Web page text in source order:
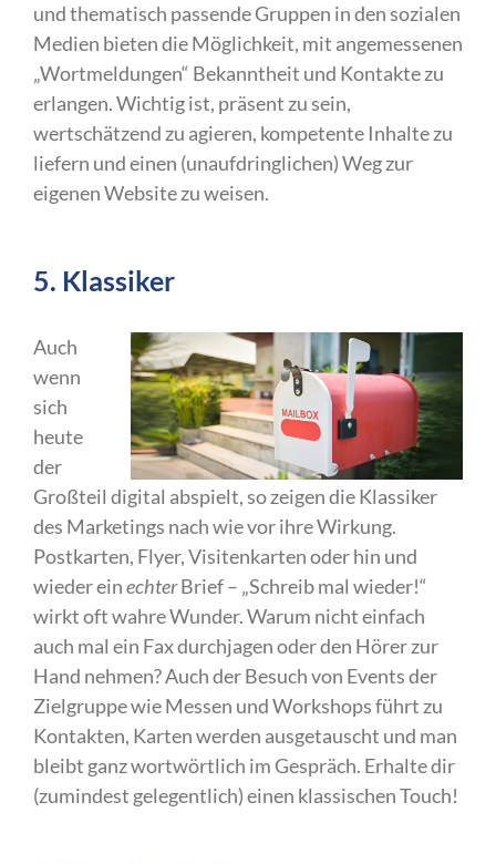
und thematisch passende Gruppen in den sozialen
Medien bieten die Möglichkeit, mit angemessenen
„Wortmeldungen“ Bekanntheit und Kontakte zu
erlangen. Wichtig ist, präsent zu sein,
wertschätzend zu agieren, kompetente Inhalte zu
liefern und einen (unaufdringlichen) Weg zur
eigenen Website zu weisen.
5. Klassiker
Auch
wenn
sich
heute
der
Großteil digital abspielt, so zeigen die Klassiker
des Marketings nach wie vor ihre Wirkung.
Postkarten, Flyer, Visitenkarten oder hin und
wieder einechterBrief – „Schreib mal wieder!“
wirkt oft wahre Wunder. Warum nicht einfach
auch mal ein Fax durchjagen oder den Hörer zur
Hand nehmen? Auch der Besuch von Events der
Zielgruppe wie Messen und Workshops führt zu
Kontakten, Karten werden ausgetauscht und man
bleibt ganz wortwörtlich im Gespräch. Erhalte dir
(zumindest gelegentlich) einen klassischen Touch!